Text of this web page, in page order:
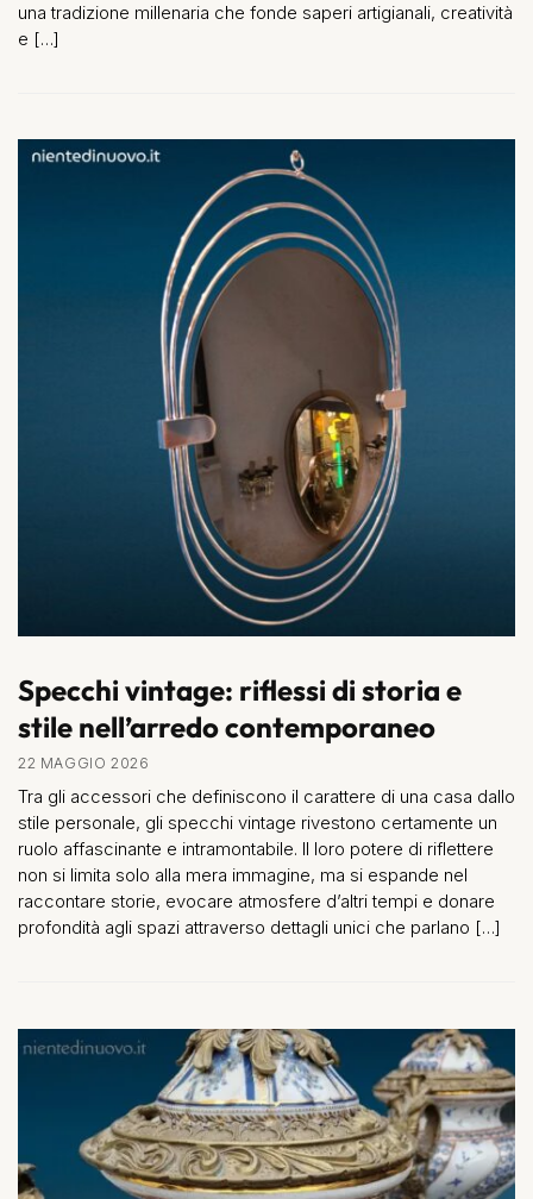
una tradizione millenaria che fonde saperi artigianali, creatività
e […]
Specchi vintage: riflessi di storia e
stile nell’arredo contemporaneo
22 MAGGIO 2026
Tra gli accessori che definiscono il carattere di una casa dallo
stile personale, gli specchi vintage rivestono certamente un
ruolo affascinante e intramontabile. Il loro potere di riflettere
non si limita solo alla mera immagine, ma si espande nel
raccontare storie, evocare atmosfere d’altri tempi e donare
profondità agli spazi attraverso dettagli unici che parlano […]